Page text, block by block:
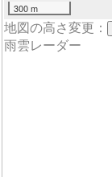
300 m
地図の高さ変更：
雨雲レーダー